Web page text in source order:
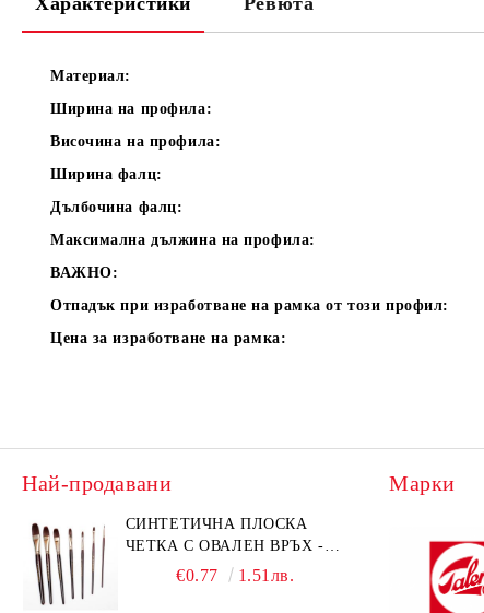
Материал:
Ширина на профила:
Височина на профила:
Ширина фалц:
Дълбочина фалц:
Максимална дължина на профила:
ВАЖНО:
Отпадък при изработване на рамка от този профил:
Цена за изработване на рамка:
Най-продавани
СИНТЕТИЧНА ПЛОСКА
ЧЕТКА С ОВАЛЕН ВРЪХ -
GIOCONDA 273 - №1/8
€0.77 1.51лв.
Марки